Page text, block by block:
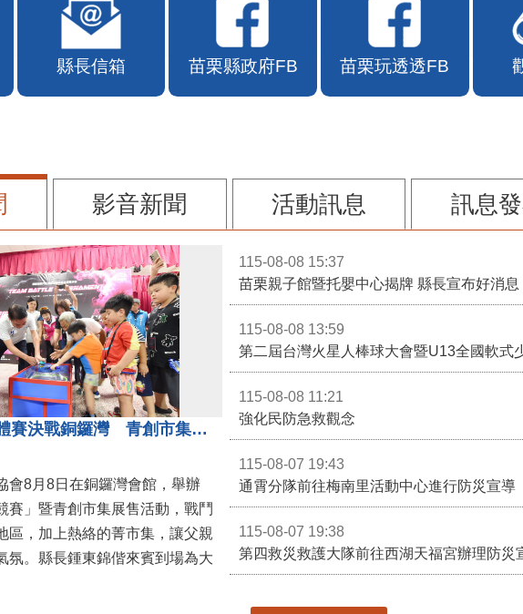
縣長信箱 苗栗縣政府FB 苗栗玩透透FB
影音新聞 活動訊息 訊息
3對3戰鬥陀螺團體賽決戰銅鑼灣 青創市集展售為父親節增添繽紛
8月8日在銅鑼灣會館，舉辦
賽」暨青創市集展售活動，戰鬥
區，加上熱絡的菁市集，讓父親
氛。縣長鍾東錦偕來賓到場為大
115-08-08 15:37
苗栗親子館暨托嬰中心揭牌 縣長宣布好消
115-08-08 13:59
第二屆台灣火星人棒球大會暨U13全國軟式
115-08-08 11:21
強化民防急救觀念
115-08-07 19:43
通霄分隊前往梅南里活動中心進行防災宣導
115-08-07 19:38
第四救災救護大隊前往西湖天福宮辦理防災